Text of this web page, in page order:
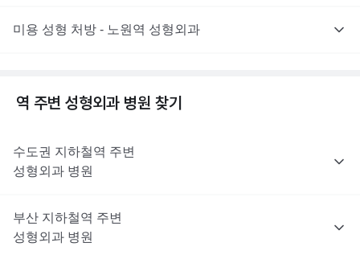
미용 성형 처방 - 노원역 성형외과
역 주변 성형외과 병원 찾기
수도권 지하철역 주변
성형외과 병원
부산 지하철역 주변
성형외과 병원